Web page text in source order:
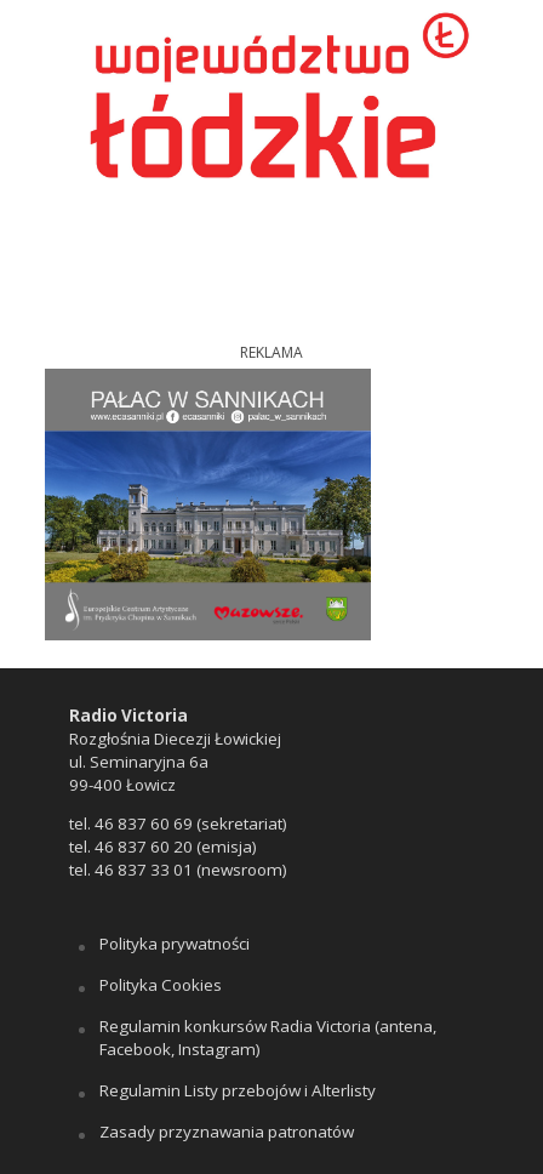
REKLAMA
Radio Victoria
Rozgłośnia Diecezji Łowickiej
ul. Seminaryjna 6a
99-400 Łowicz
tel. 46 837 60 69 (sekretariat)
tel. 46 837 60 20 (emisja)
tel. 46 837 33 01 (newsroom)
Polityka prywatności
Polityka Cookies
Regulamin konkursów Radia Victoria (antena,
Facebook, Instagram)
Regulamin Listy przebojów i Alterlisty
Zasady przyznawania patronatów